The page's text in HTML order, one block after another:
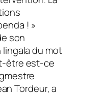
! »
son
du mot
être est-ce
Tordeur, a